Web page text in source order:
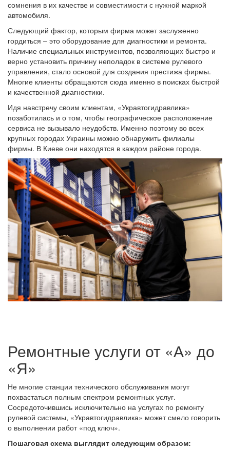
сомнения в их качестве и совместимости с нужной маркой
автомобиля.
Следующий фактор, которым фирма может заслуженно
гордиться – это оборудование для диагностики и ремонта.
Наличие специальных инструментов, позволяющих быстро и
верно установить причину неполадок в системе рулевого
управления, стало основой для создания престижа фирмы.
Многие клиенты обращаются сюда именно в поисках быстрой
и качественной диагностики.
Идя навстречу своим клиентам, «Укравтогидравлика»
позаботилась и о том, чтобы географическое расположение
сервиса не вызывало неудобств. Именно поэтому во всех
крупных городах Украины можно обнаружить филиалы
фирмы. В Киеве они находятся в каждом районе города.
Ремонтные услуги от «А» до
«Я»
Не многие станции технического обслуживания могут
похвастаться полным спектром ремонтных услуг.
Сосредоточившись исключительно на услугах по ремонту
рулевой системы, «Укравтогидравлика» может смело говорить
о выполнении работ «под ключ».
Пошаговая схема выглядит следующим образом: